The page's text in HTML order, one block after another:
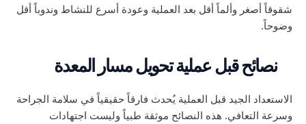
شقوقاً أصغر وألماً أقل بعد العملية وعودة أسرع للنشاط وندوباً أقل
وضوحاً.
نصائح قبل عملية تحويل مسار المعدة
الاستعداد الجيد قبل العملية يُحدث فارقاً حقيقياً في سلامة الجراحة
وسرعة التعافي. هذه النصائح موثقة طبياً وليست اجتهادات